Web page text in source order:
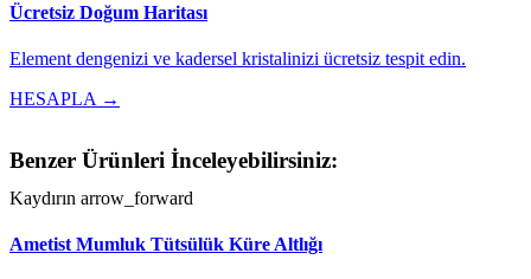
Ücretsiz Doğum Haritası
Element dengenizi ve kadersel kristalinizi ücretsiz tespit edin.
HESAPLA →
Benzer Ürünleri İnceleyebilirsiniz:
Kaydırın arrow_forward
Ametist Mumluk Tütsülük Küre Altlığı